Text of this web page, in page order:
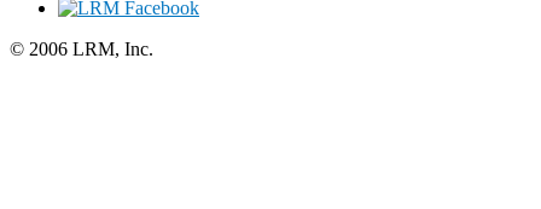
© 2006 LRM, Inc.